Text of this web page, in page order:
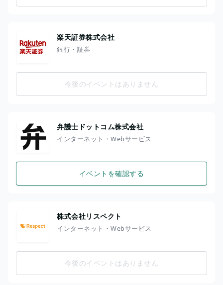
楽天証券株式会社
銀行・証券
今後のイベントはありません
弁護士ドットコム株式会社
インターネット・Webサービス
イベントを確認する
株式会社リスペクト
インターネット・Webサービス
今後のイベントはありません